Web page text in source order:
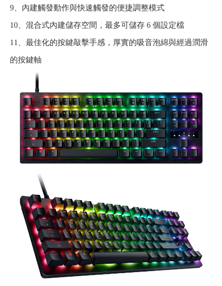
9、內建觸發動作與快速觸發的便捷調整模式
10、混合式內建儲存空間，最多可儲存 6 個設定檔
11、最佳化的按鍵敲擊手感，厚實的吸音泡綿與經過潤滑
的按鍵軸